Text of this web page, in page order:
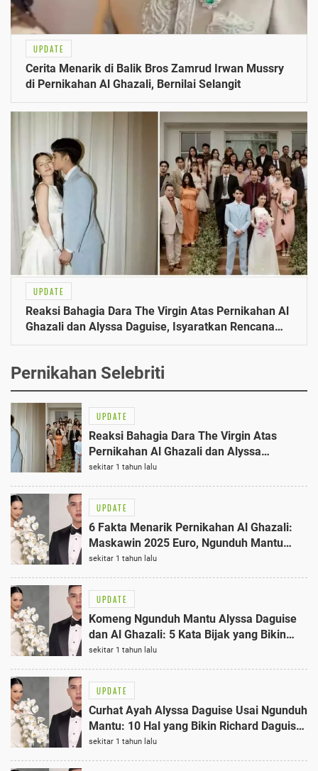
UPDATE
Cerita Menarik di Balik Bros Zamrud Irwan Mussry
di Pernikahan Al Ghazali, Bernilai Selangit
UPDATE
Reaksi Bahagia Dara The Virgin Atas Pernikahan Al
Ghazali dan Alyssa Daguise, Isyaratkan Rencana
Nikah Tahun Depan
Pernikahan Selebriti
UPDATE
Reaksi Bahagia Dara The Virgin Atas
Pernikahan Al Ghazali dan Alyssa
Daguise, Isyaratkan Rencana Nikah Tahun
Depan
sekitar 1 tahun lalu
UPDATE
6 Fakta Menarik Pernikahan Al Ghazali:
Maskawin 2025 Euro, Ngunduh Mantu
Tanpa Maia Estianty
sekitar 1 tahun lalu
UPDATE
Komeng Ngunduh Mantu Alyssa Daguise
dan Al Ghazali: 5 Kata Bijak yang Bikin
Ngakak
sekitar 1 tahun lalu
UPDATE
Curhat Ayah Alyssa Daguise Usai Ngunduh
Mantu: 10 Hal yang Bikin Richard Daguise
Harus Melepaskan Putrinya
sekitar 1 tahun lalu